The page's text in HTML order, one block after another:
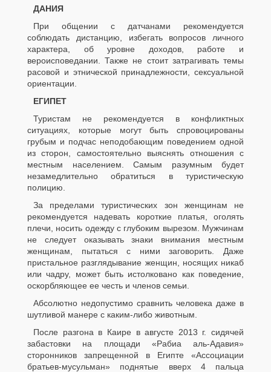
ДАНИЯ
При общении с датчанами рекомендуется
соблюдать дистанцию, избегать вопросов личного
характера, об уровне доходов, работе и
вероисповедании. Также не стоит затрагивать темы
расовой и этнической принадлежности, сексуальной
ориентации.
ЕГИПЕТ
Туристам не рекомендуется в конфликтных
ситуациях, которые могут быть спровоцированы
грубым и подчас неподобающим поведением одной
из сторон, самостоятельно выяснять отношения с
местным населением. Самым разумным будет
незамедлительно обратиться в туристическую
полицию.
За пределами туристических зон женщинам не
рекомендуется надевать короткие платья, оголять
плечи, носить одежду с глубоким вырезом. Мужчинам
не следует оказывать знаки внимания местным
женщинам, пытаться с ними заговорить. Даже
пристальное разглядывание женщин, носящих никаб
или чадру, может быть истолковано как поведение,
оскорбляющее ее честь и членов семьи.
Абсолютно недопустимо сравнить человека даже в
шутливой манере с каким-либо животным.
После разгона в Каире в августе 2013 г. сидячей
забастовки на площади «Рабиа аль-Адавия»
сторонников запрещенной в Египте «Ассоциации
братьев-мусульман» поднятые вверх 4 пальца